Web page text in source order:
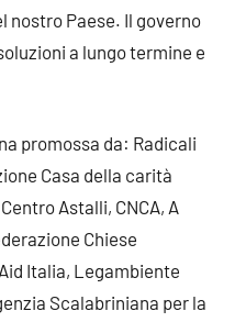
nostro Paese. Il governo
a lungo termine e
promossa da: Radicali
Casa della carità
Centro Astalli, CNCA, A
Chiese
Italia, Legambiente
Scalabriniana per la